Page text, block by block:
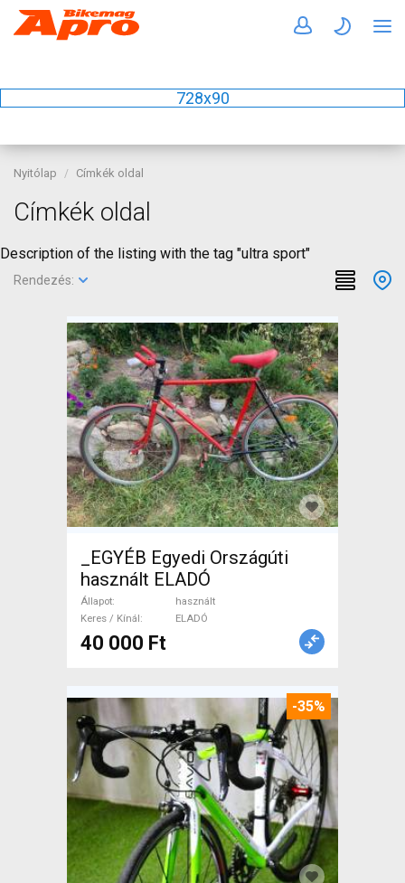
728x90
Nyitólap Címkék oldal
Címkék oldal
Description of the listing with the tag "ultra sport"
Rendezés:
_EGYÉB Egyedi Országúti
használt ELADÓ
Állapot
használt
Keres / Kínál
ELADÓ
40 000 Ft
-35%